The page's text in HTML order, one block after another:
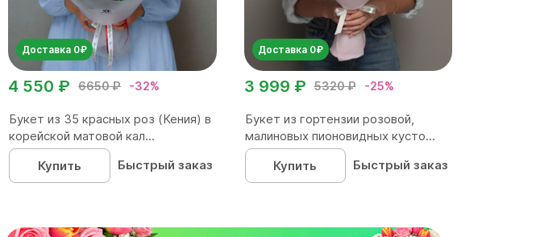
Доставка 0₽
6650 ₽ -32%
4 550 ₽
Букет из 35 красных роз (Кения) в
корейской матовой кал...
Купить
Быстрый заказ
Доставка 0₽
5320 ₽ -25%
3 999 ₽
Букет из гортензии розовой,
малиновых пионовидных кусто...
Купить
Быстрый заказ